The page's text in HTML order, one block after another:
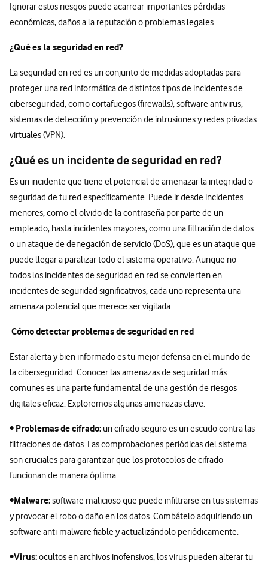
Ignorar estos riesgos puede acarrear importantes pérdidas
económicas, daños a la reputación o problemas legales.
¿Qué es la seguridad en red?
La seguridad en red es un conjunto de medidas adoptadas para
proteger una red informática de distintos tipos de incidentes de
ciberseguridad, como cortafuegos (firewalls), software antivirus,
sistemas de detección y prevención de intrusiones y redes privadas
virtuales (VPN).
¿Qué es un incidente de seguridad en red?
Es un incidente que tiene el potencial de amenazar la integridad o
seguridad de tu red específicamente. Puede ir desde incidentes
menores, como el olvido de la contraseña por parte de un
empleado, hasta incidentes mayores, como una filtración de datos
o un ataque de denegación de servicio (DoS), que es un ataque que
puede llegar a paralizar todo el sistema operativo. Aunque no
todos los incidentes de seguridad en red se convierten en
incidentes de seguridad significativos, cada uno representa una
amenaza potencial que merece ser vigilada.
Cómo detectar problemas de seguridad en red
Estar alerta y bien informado es tu mejor defensa en el mundo de
la ciberseguridad. Conocer las amenazas de seguridad más
comunes es una parte fundamental de una gestión de riesgos
digitales eficaz. Exploremos algunas amenazas clave:
• Problemas de cifrado: un cifrado seguro es un escudo contra las
filtraciones de datos. Las comprobaciones periódicas del sistema
son cruciales para garantizar que los protocolos de cifrado
funcionan de manera óptima.
•Malware:software malicioso que puede infiltrarse en tus sistemas
y provocar el robo o daño en los datos. Combátelo adquiriendo un
software anti-malware fiable y actualizándolo periódicamente.
•Virus:ocultos en archivos inofensivos, los virus pueden alterar tu